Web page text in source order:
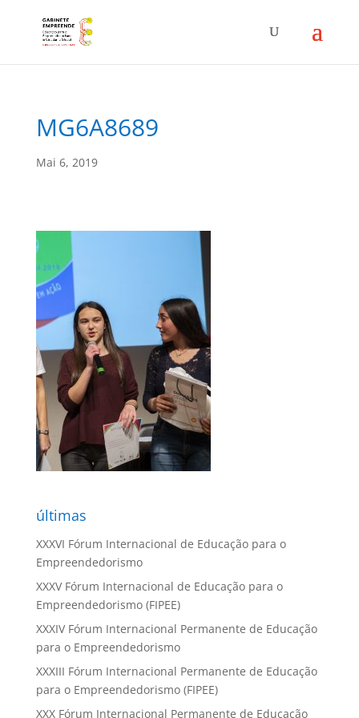
MG6A8689
Mai 6, 2019
últimas
XXXVI Fórum Internacional de Educação para o
Empreendedorismo
XXXV Fórum Internacional de Educação para o
Empreendedorismo (FIPEE)
XXXIV Fórum Internacional Permanente de Educação
para o Empreendedorismo
XXXIII Fórum Internacional Permanente de Educação
para o Empreendedorismo (FIPEE)
XXX Fórum Internacional Permanente de Educação